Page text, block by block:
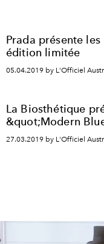
Prada présente les
édition limitée
05.04.2019 by L'Officiel
La Biosthétique
&quot;Modern
27.03.2019 by L'Officiel